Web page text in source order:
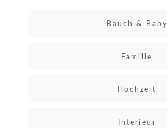
Bauch & Baby
Familie
Hochzeit
Interieur